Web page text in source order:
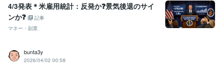
4/3発表＊米雇用統計：反発か❓景気後退のサイ
ンか❓
記事
マネー・副業
bunta3y
2026/04/02 00:58